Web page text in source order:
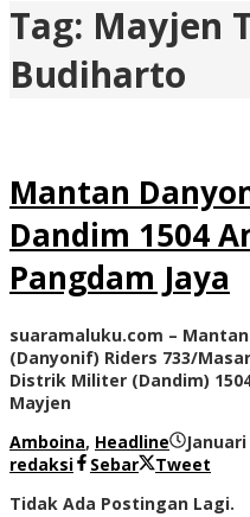
Tag: Mayjen
Budiharto
Mantan
Dandim 1504
Pangdam Jaya
suaramaluku.com –
(Danyonif) Riders 733/
Distrik Militer (Dandim)
Mayjen
Amboina, Headline
redaksi
Sebar
Tweet
Tidak Ada Postingan Lagi.